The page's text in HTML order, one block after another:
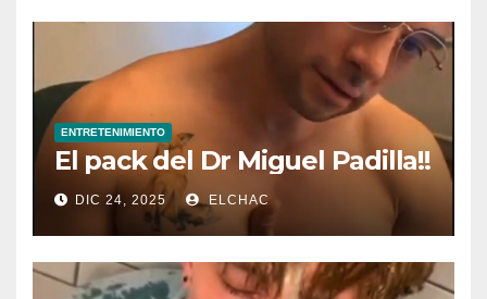
ENTRETENIMIENTO
El pack del Dr Miguel Padilla!!
DIC 24, 2025 ELCHAC